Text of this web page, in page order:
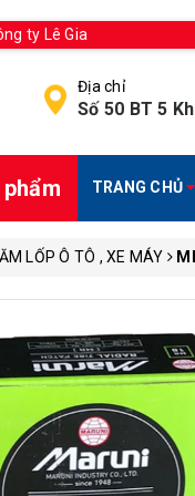
ty Lê Gia
Địa chỉ
Số 50 BT 5
TRANG CHỦ
LỐP Ô TÔ , XE MÁY